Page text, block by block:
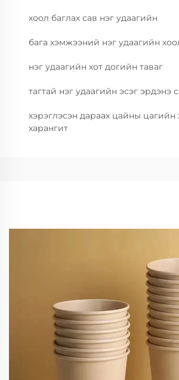
хоол баглах сав нэг удаагийн
бага хэмжээний нэг удаагийн
нэг удаагийн хот догийн таваг
тагтай нэг удаагийн эсэг эрдэнэ
хэрэглэсэн дараах цайны цагийн
харангит